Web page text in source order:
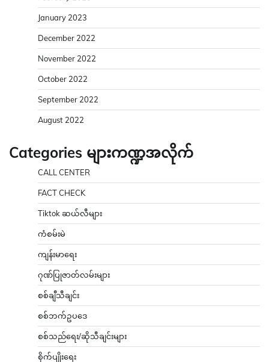
January 2023
December 2022
November 2022
October 2022
September 2022
August 2022
Categories များကဏ္ဍအလိုက်
CALL CENTER
FACT CHECK
Tiktok ဆယ်လီများ
ကံစမ်းမဲ
ကျန်းမာရေး
ဂုဏ်ပြုဇာတ်လမ်းများ
စစ်ချီသီချင်း
စစ်ဘက်ဥပဒေ
စစ်သည်ရေး/ဆိုသီချင်းများ
စိုက်ပျိုးရေး